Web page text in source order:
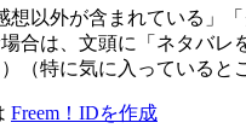
以外が含まれている」
合は、文頭に「ネタバレ
（特に気に入っていると
Freem！IDを作成